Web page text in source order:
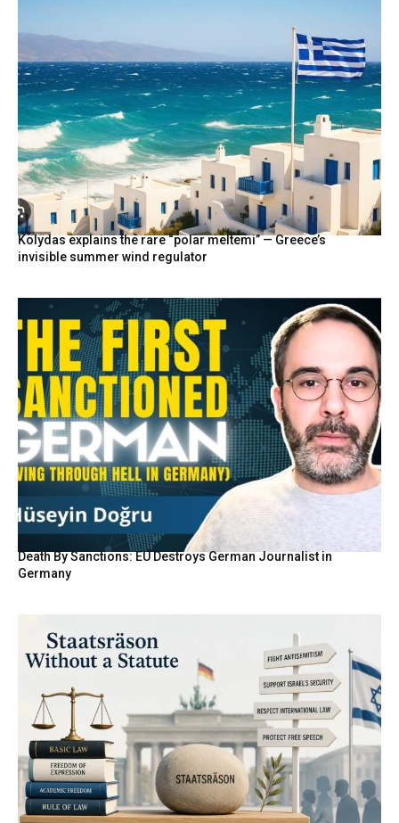
Kolydas explains the rare “polar meltemi” — Greece’s
invisible summer wind regulator
Death By Sanctions: EU Destroys German Journalist in
Germany